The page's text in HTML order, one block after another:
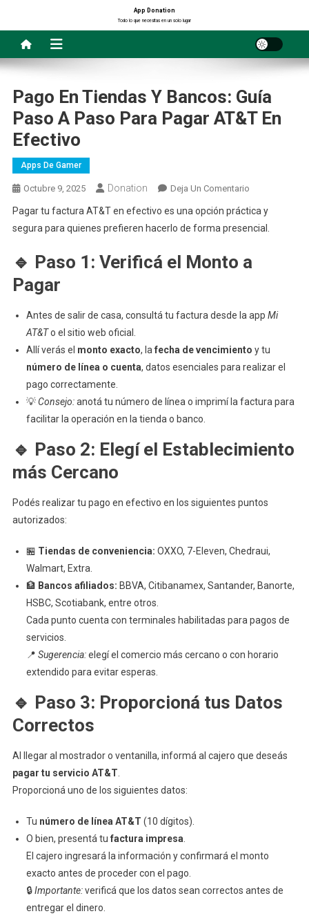
contenido
App Donation
Todo lo que necesitas en un solo lugar
Pago En Tiendas Y Bancos: Guía
Paso A Paso Para Pagar AT&T En
Efectivo
Apps De Gamer
Octubre 9, 2025 Donation Deja Un ComentarioEn
Bancos:
A
Para
Pagar
Efectivo
Pagar tu factura AT&T en efectivo es una opción práctica y
segura para quienes prefieren hacerlo de forma presencial.
🔹 Paso 1: Verificá el Monto a
Pagar
Antes de salir de casa, consultá tu factura desde la app Mi
AT&To el sitio web oficial.
Allí verás el monto exacto, la fecha de vencimiento y tu
número de línea o cuenta, datos esenciales para realizar el
pago correctamente.
💡Consejo:anotá tu número de línea o imprimí la factura para
facilitar la operación en la tienda o banco.
🔹 Paso 2: Elegí el Establecimiento
más Cercano
Podés realizar tu pago en efectivo en los siguientes puntos
autorizados:
🏪 Tiendas de conveniencia: OXXO, 7-Eleven, Chedraui,
Walmart, Extra.
🏦 Bancos afiliados: BBVA, Citibanamex, Santander, Banorte,
HSBC, Scotiabank, entre otros.
Cada punto cuenta con terminales habilitadas para pagos de
servicios.
📍 Sugerencia:elegí el comercio más cercano o con horario
extendido para evitar esperas.
🔹 Paso 3: Proporcioná tus Datos
Correctos
Al llegar al mostrador o ventanilla, informá al cajero que deseás
pagar tu servicio AT&T
Proporcioná uno de los siguientes datos:
Tu número de línea AT&T (10 dígitos).
O bien, presentá tu factura impresa
El cajero ingresará la información y confirmará el monto
exacto antes de proceder con el pago.
🔒Importante:verificá que los datos sean correctos antes de
entregar el dinero.